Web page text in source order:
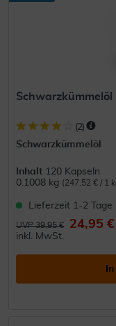
(2)
Schwarzkümmelöl
Inhalt 120 Kapseln
0.1008 kg (247,52 € / 1
Lieferzeit 1-2 Tage
UVP 39,95 € 24,95 €
inkl. MwSt.